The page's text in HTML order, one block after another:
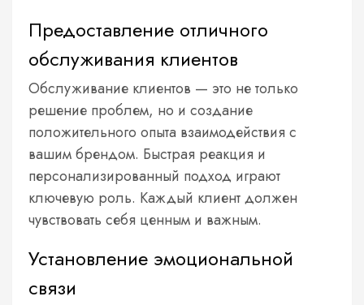
Предоставление отличного
обслуживания клиентов
Обслуживание клиентов — это не только
решение проблем, но и создание
положительного опыта взаимодействия с
вашим брендом. Быстрая реакция и
персонализированный подход играют
ключевую роль. Каждый клиент должен
чувствовать себя ценным и важным.
Установление эмоциональной
связи